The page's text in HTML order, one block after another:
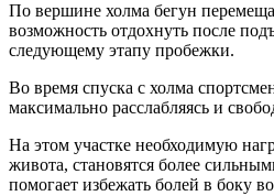
По вершине холма бегун
возможность отдохнуть после
следующему этапу пробежки.
Во время спуска с холма
максимально расслабляясь и
На этом участке необходимую
живота, становятся более
помогает избежать болей в боку